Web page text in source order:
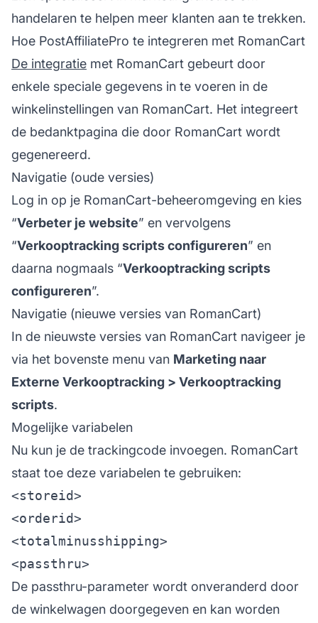
handelaren te helpen meer klanten aan te trekken.
Hoe PostAffiliatePro te integreren met RomanCart
De integratie met RomanCart gebeurt door
enkele speciale gegevens in te voeren in de
winkelinstellingen van RomanCart. Het integreert
de bedanktpagina die door RomanCart wordt
gegenereerd.
Navigatie (oude versies)
Log in op je RomanCart-beheeromgeving en kies
“Verbeter je website” en vervolgens
“Verkooptracking scripts configureren” en
daarna nogmaals “Verkooptracking scripts
configureren”.
Navigatie (nieuwe versies van RomanCart)
In de nieuwste versies van RomanCart navigeer je
via het bovenste menu van Marketing naar
Externe Verkooptracking > Verkooptracking
scripts.
Mogelijke variabelen
Nu kun je de trackingcode invoegen. RomanCart
staat toe deze variabelen te gebruiken:
<storeid>
<orderid>
<totalminusshipping>
De passthru-parameter wordt onveranderd door
de winkelwagen doorgegeven en kan worden